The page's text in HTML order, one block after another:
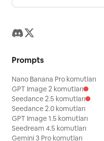
Prompts
Nano Banana Pro komutları
GPT Image 2 komutları
Seedance 2.5 komutları
Seedance 2.0 komutları
GPT Image 1.5 komutları
Seedream 4.5 komutları
Gemini 3 Pro komutları